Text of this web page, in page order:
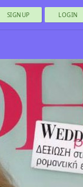
SIGNUP LOGIN